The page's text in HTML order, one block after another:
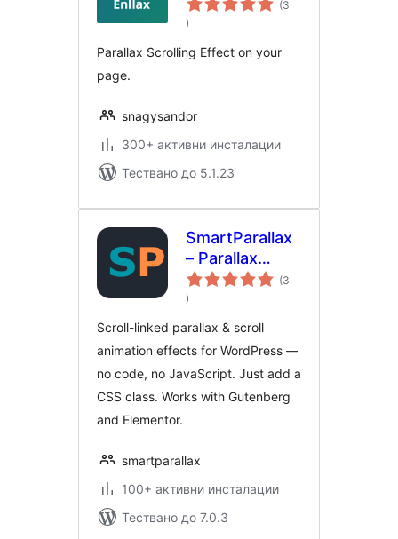
(3
общо
оценки
)
Parallax Scrolling Effect on your
page.
snagysandor
300+ активни инсталации
Тествано до 5.1.23
SmartParallax
– Parallax
Scroll Effects
& Scroll
Animations
(3
общо
оценки
)
Scroll-linked parallax & scroll
animation effects for WordPress —
no code, no JavaScript. Just add a
CSS class. Works with Gutenberg
and Elementor.
smartparallax
100+ активни инсталации
Тествано до 7.0.3